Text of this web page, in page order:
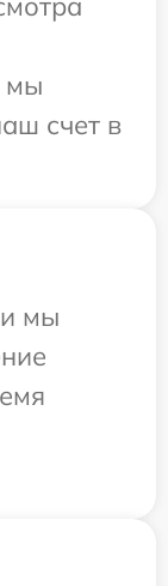
мы
счет в
мы